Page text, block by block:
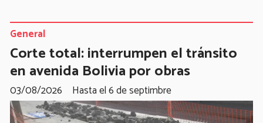
Corte total: interrumpen el tránsito
en avenida Bolivia por obras
Hasta el 6 de septimbre
General
03/08/2026